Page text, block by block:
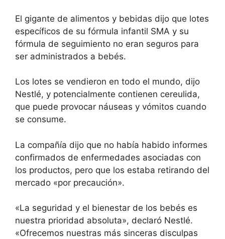
El gigante de alimentos y bebidas dijo que lotes
específicos de su fórmula infantil SMA y su
fórmula de seguimiento no eran seguros para
ser administrados a bebés.
Los lotes se vendieron en todo el mundo, dijo
Nestlé, y potencialmente contienen cereulida,
que puede provocar náuseas y vómitos cuando
se consume.
La compañía dijo que no había habido informes
confirmados de enfermedades asociadas con
los productos, pero que los estaba retirando del
mercado «por precaución».
«La seguridad y el bienestar de los bebés es
nuestra prioridad absoluta», declaró Nestlé.
«Ofrecemos nuestras más sinceras disculpas